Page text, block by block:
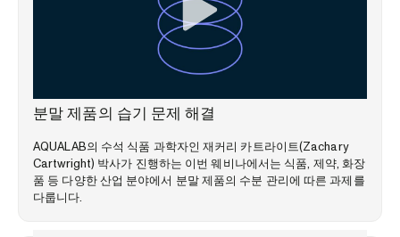
분말 제품의 습기 문제 해결
AQUALAB의 수석 식품 과학자인 재커리 카트라이트(Zachary
Cartwright) 박사가 진행하는 이번 웨비나에서는 식품, 제약, 화장
품 등 다양한 산업 분야에서 분말 제품의 수분 관리에 따른 과제를
다룹니다.